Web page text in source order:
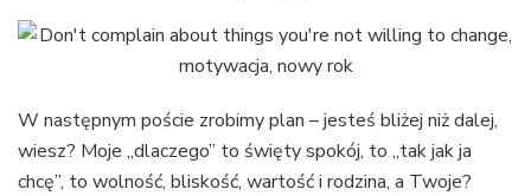
W następnym poście zrobimy plan – jesteś bliżej niż dalej,
wiesz? Moje „dlaczego” to święty spokój, to „tak jak ja
chcę”, to wolność, bliskość, wartość i rodzina, a Twoje?